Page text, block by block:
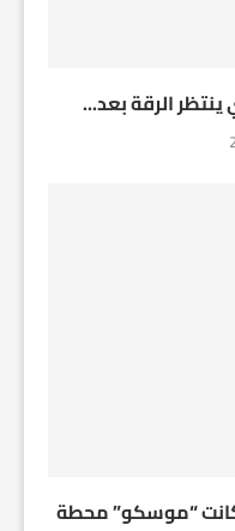
الرقة بعد...
“موسكو” محطة